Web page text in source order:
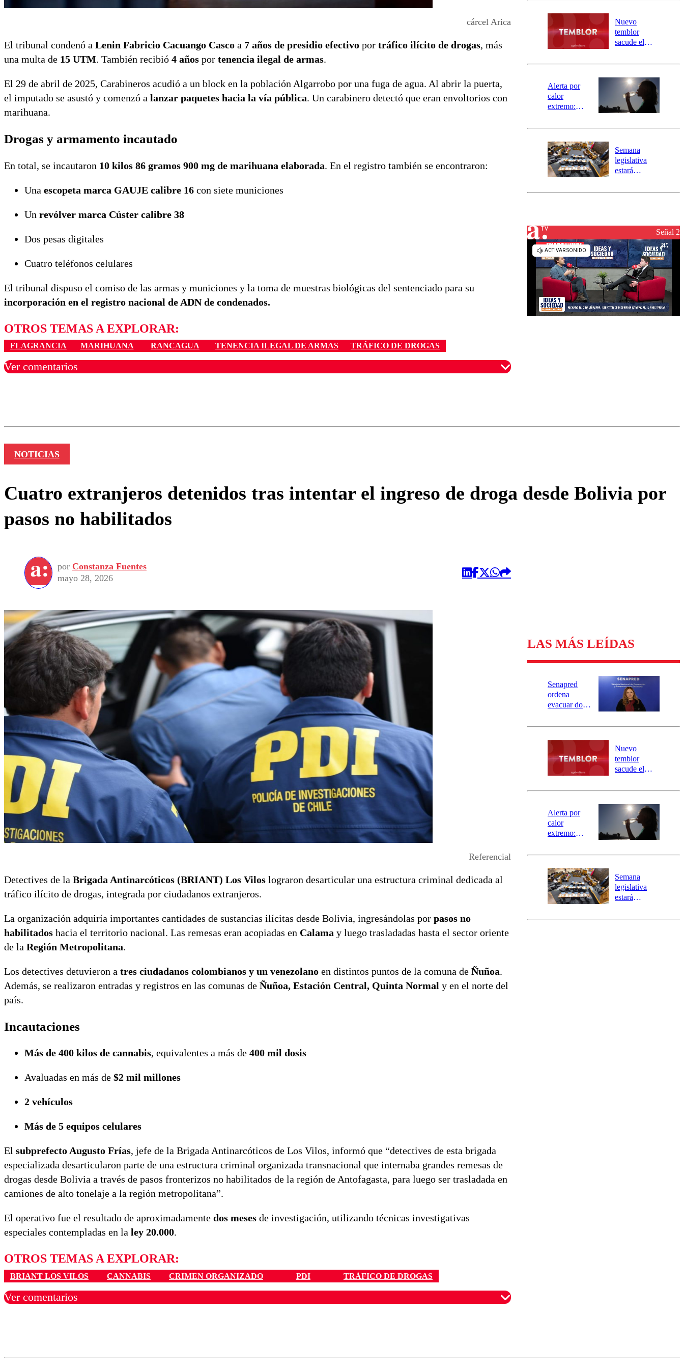
cárcel Arica
El tribunal condenó a Lenin Fabricio Cacuango Casco a 7 años de presidio efectivo por tráfico ilícito de drogas, más
una multa de 15 UTM. También recibió 4 años por tenencia ilegal de armas.
El 29 de abril de 2025, Carabineros acudió a un block en la población Algarrobo por una fuga de agua. Al abrir la puerta,
el imputado se asustó y comenzó a lanzar paquetes hacia la vía pública. Un carabinero detectó que eran envoltorios con
marihuana.
Drogas y armamento incautado
En total, se incautaron 10 kilos 86 gramos 900 mg de marihuana elaborada. En el registro también se encontraron:
Una escopeta marca GAUJE calibre 16 con siete municiones
Un revólver marca Cúster calibre 38
Dos pesas digitales
Cuatro teléfonos celulares
El tribunal dispuso el comiso de las armas y municiones y la toma de muestras biológicas del sentenciado para su
incorporación en el registro nacional de ADN de condenados.
OTROS TEMAS A EXPLORAR:
FLAGRANCIA MARIHUANA RANCAGUA TENENCIA ILEGAL DE ARMAS TRÁFICO DE DROGAS
Ver comentarios
río Damas:
activa
mensajería
SAE
Nuevo
temblor
sacude el
revisa la
epicentro
Alerta por
calor
extremo:
activa Alerta
Preventiva en
tres comunas
Semana
legislativa
estará
el fin de la
reconstrucciónSeñal 2
NOTICIAS
Cuatro extranjeros detenidos tras intentar el ingreso de droga desde Bolivia por
pasos no habilitados
por Constanza Fuentes
mayo 28, 2026
Referencial
Detectives de la Brigada Antinarcóticos (BRIANT) Los Vilos lograron desarticular una estructura criminal dedicada al
tráfico ilícito de drogas, integrada por ciudadanos extranjeros.
La organización adquiría importantes cantidades de sustancias ilícitas desde Bolivia, ingresándolas por pasos no
habilitados hacia el territorio nacional. Las remesas eran acopiadas en Calama y luego trasladadas hasta el sector oriente
de la Región Metropolitana.
Los detectives detuvieron a tres ciudadanos colombianos y un venezolano en distintos puntos de la comuna de Ñuñoa.
Además, se realizaron entradas y registros en las comunas de Ñuñoa, Estación Central, Quinta Normal y en el norte del
país.
Incautaciones
Más de 400 kilos de cannabis, equivalentes a más de 400 mil dosis
Avaluadas en más de $2 mil millones
2 vehículos
Más de 5 equipos celulares
El subprefecto Augusto Frías, jefe de la Brigada Antinarcóticos de Los Vilos, informó que “detectives de esta brigada
especializada desarticularon parte de una estructura criminal organizada transnacional que internaba grandes remesas de
drogas desde Bolivia a través de pasos fronterizos no habilitados de la región de Antofagasta, para luego ser trasladada en
camiones de alto tonelaje a la región metropolitana”.
El operativo fue el resultado de aproximadamente dos meses de investigación, utilizando técnicas investigativas
especiales contempladas en la ley 20.000.
OTROS TEMAS A EXPLORAR:
BRIANT LOS VILOS CANNABIS CRIMEN ORGANIZADO PDI TRÁFICO DE DROGAS
Ver comentarios
LAS MÁS LEÍDAS
Senapred
ordena
evacuar dos
Carahue por
río Damas:
activa
mensajería
SAE
Nuevo
temblor
sacude el
revisa la
epicentro
Alerta por
calor
extremo:
activa Alerta
Preventiva en
tres comunas
Semana
legislativa
estará
el fin de la